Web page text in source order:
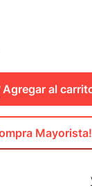
Agregar al
Mayorista!